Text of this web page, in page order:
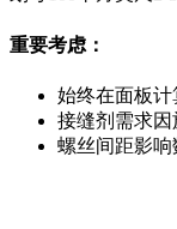
重要考虑：
始终在面板计
接缝剂需求
螺丝间距影